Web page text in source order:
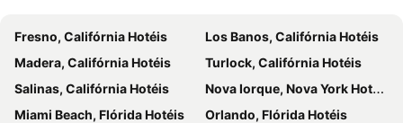
Fresno, Califórnia Hotéis
Los Banos, Califórnia Hotéis
Madera, Califórnia Hotéis
Turlock, Califórnia Hotéis
Salinas, Califórnia Hotéis
Nova Iorque, Nova York Hotéis
Miami Beach, Flórida Hotéis
Orlando, Flórida Hotéis